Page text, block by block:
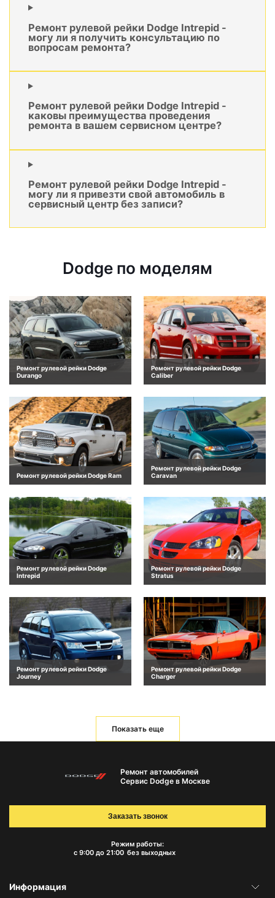
Ремонт рулевой рейки Dodge Intrepid -
могу ли я получить консультацию по
вопросам ремонта?
Ремонт рулевой рейки Dodge Intrepid -
каковы преимущества проведения
ремонта в вашем сервисном центре?
Ремонт рулевой рейки Dodge Intrepid -
могу ли я привезти свой автомобиль в
сервисный центр без записи?
Dodge по моделям
Ремонт рулевой рейки Dodge
Durango
Ремонт рулевой рейки Dodge
Caliber
Ремонт рулевой рейки Dodge Ram
Ремонт рулевой рейки Dodge
Caravan
Ремонт рулевой рейки Dodge
Intrepid
Ремонт рулевой рейки Dodge
Stratus
Ремонт рулевой рейки Dodge
Journey
Ремонт рулевой рейки Dodge
Charger
Показать еще
Ремонт автомобилей
Сервис Dodge в Москве
Режим работы:
с 9:00 до 21:00 без выходных
Заказать звонок
Информация